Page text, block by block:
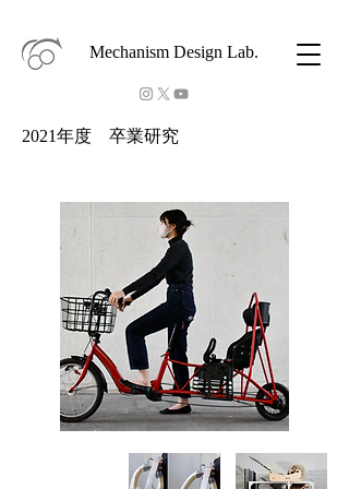
Mechanism Design Lab.
2021年度 卒業研究